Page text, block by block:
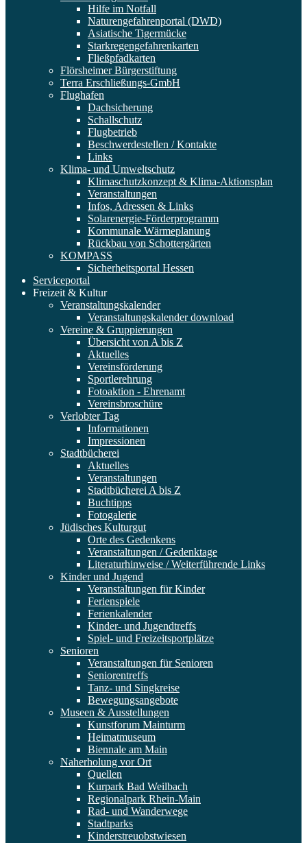
Hilfe im Notfall
Naturengefahrenportal (DWD)
Asiatische Tigermücke
Starkregengefahrenkarten
Fließpfadkarten
Flörsheimer Bürgerstiftung
Terra Erschließungs-GmbH
Flughafen
Dachsicherung
Schallschutz
Flugbetrieb
Beschwerdestellen / Kontakte
Links
Klima- und Umweltschutz
Klimaschutzkonzept & Klima-Aktionsplan
Veranstaltungen
Infos, Adressen & Links
Solarenergie-Förderprogramm
Kommunale Wärmeplanung
Rückbau von Schottergärten
KOMPASS
Sicherheitsportal Hessen
Serviceportal
Freizeit & Kultur
Veranstaltungskalender
Veranstaltungskalender download
Vereine & Gruppierungen
Übersicht von A bis Z
Aktuelles
Vereinsförderung
Sportlerehrung
Fotoaktion - Ehrenamt
Vereinsbroschüre
Verlobter Tag
Informationen
Impressionen
Stadtbücherei
Aktuelles
Veranstaltungen
Stadtbücherei A bis Z
Buchtipps
Fotogalerie
Jüdisches Kulturgut
Orte des Gedenkens
Veranstaltungen / Gedenktage
Literaturhinweise / Weiterführende Links
Kinder und Jugend
Veranstaltungen für Kinder
Ferienspiele
Ferienkalender
Kinder- und Jugendtreffs
Spiel- und Freizeitsportplätze
Senioren
Veranstaltungen für Senioren
Seniorentreffs
Tanz- und Singkreise
Bewegungsangebote
Museen & Ausstellungen
Kunstforum Mainturm
Heimatmuseum
Biennale am Main
Naherholung vor Ort
Quellen
Kurpark Bad Weilbach
Regionalpark Rhein-Main
Rad- und Wanderwege
Stadtparks
Kinderstreuobstwiesen